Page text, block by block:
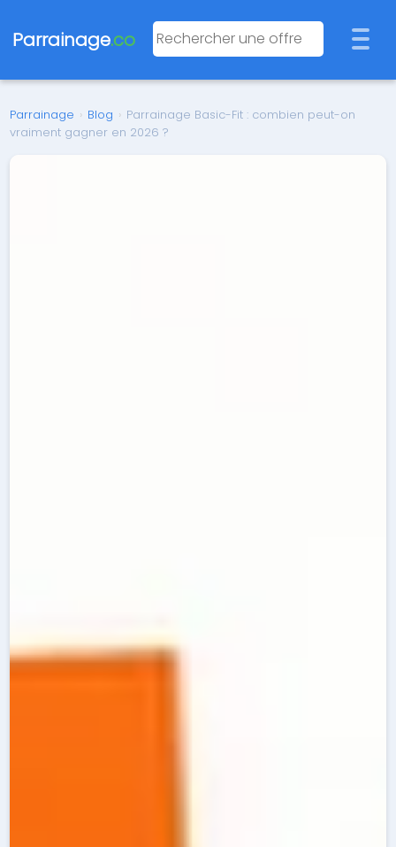
Parrainage.co
Parrainage › Blog › Parrainage Basic-Fit : combien peut-on
vraiment gagner en 2026 ?